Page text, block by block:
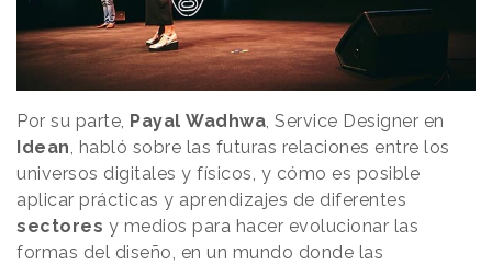
Por su parte, Payal Wadhwa, Service Designer en
Idean, habló sobre las futuras relaciones entre los
universos digitales y físicos, y cómo es posible
aplicar prácticas y aprendizajes de diferentes
sectores y medios para hacer evolucionar las
formas del diseño, en un mundo donde las